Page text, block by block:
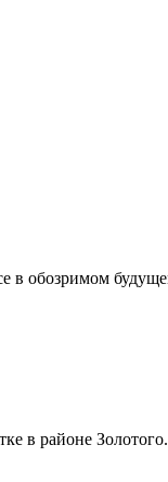
в обозримом
в районе